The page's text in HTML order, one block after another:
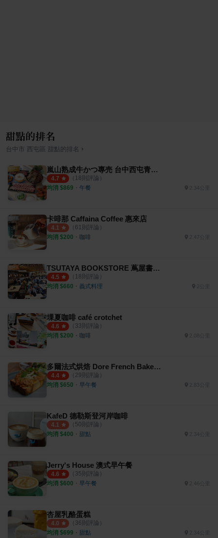
甜點的排名
台中市 西屯區 甜點的排名 ›
嵐山熟成牛かつ專売 台中西屯青海店
4.7 （ 18則評論）
均消 $869 ・ 午餐 2.34公里
卡啡那 Caffaina Coffee 惠來店
4.1 （ 61 則評論）
均消 $200 ・ 咖啡 2.47公里
TSUTAYA BOOKSTORE 蔦屋書店 臺中市政店
4.5 （ 18則評論）
均消 $660 ・ 義式料理
堁夏咖啡 café crotchet
4.6 （ 33則評論）
均消 $200 ・ 咖啡
多爾法式烘焙 Dore French Bakehouse
4.4 （ 29則評論）
均消 $650 ・ 早午餐
KafeD 德勒斯登河岸咖啡
4.1 （ 50則評論）
均消 $400 ・ 甜點 2.34公里
Jerry's House 澳式早午餐
4.6 （ 35則評論）
均消 $600 ・ 早午餐 2.46公里
杏屋乳酪蛋糕
4.0 （ 36則評論）
均消 $699 ・ 甜點 2.34公里